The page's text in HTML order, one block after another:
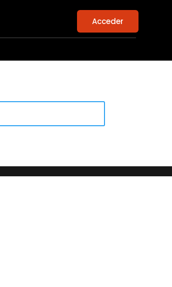
Acceder